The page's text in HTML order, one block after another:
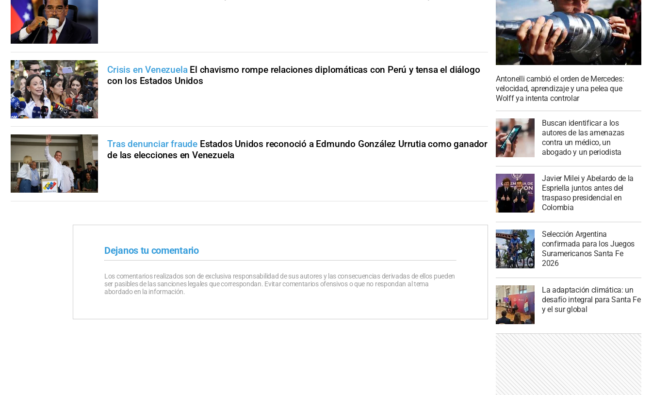
Crisis en Venezuela El chavismo rompe relaciones diplomáticas con Perú y tensa el diálogo
con los Estados Unidos
Tras denunciar fraude Estados Unidos reconoció a Edmundo González Urrutia como ganador
de las elecciones en Venezuela
Dejanos tu comentario
Los comentarios realizados son de exclusiva responsabilidad de sus autores y las consecuencias derivadas de ellos pueden
ser pasibles de las sanciones legales que correspondan. Evitar comentarios ofensivos o que no respondan al tema
abordado en la información.
Antonelli cambió el orden de Mercedes:
velocidad, aprendizaje y una pelea que
Wolff ya intenta controlar
Buscan identificar a los
autores de las amenazas
contra un médico, un
abogado y un periodista
Javier Milei y Abelardo de la
Espriella juntos antes del
traspaso presidencial en
Colombia
Selección Argentina
confirmada para los Juegos
Suramericanos Santa Fe
2026
La adaptación climática: un
desafío integral para Santa Fe
y el sur global